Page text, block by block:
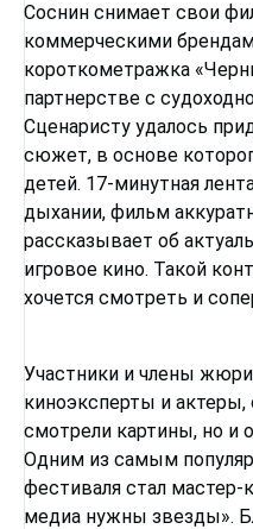
Соснин снимает свои
коммерческими
короткометражка
партнерстве с
Сценаристу удалось
сюжет, в основе
детей. 17-минутная
дыхании, фильм
рассказывает об
игровое кино. Такой
хочется смотреть и
Участники и члены
киноэксперты и
смотрели картины, но и
Одним из самым
фестиваля стал мастер-
медиа нужны звезды».